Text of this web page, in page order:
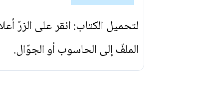
لتحميل الكتاب: انقر على الزرّ
الملفّ إلى الحاسوب أو الجوّال.